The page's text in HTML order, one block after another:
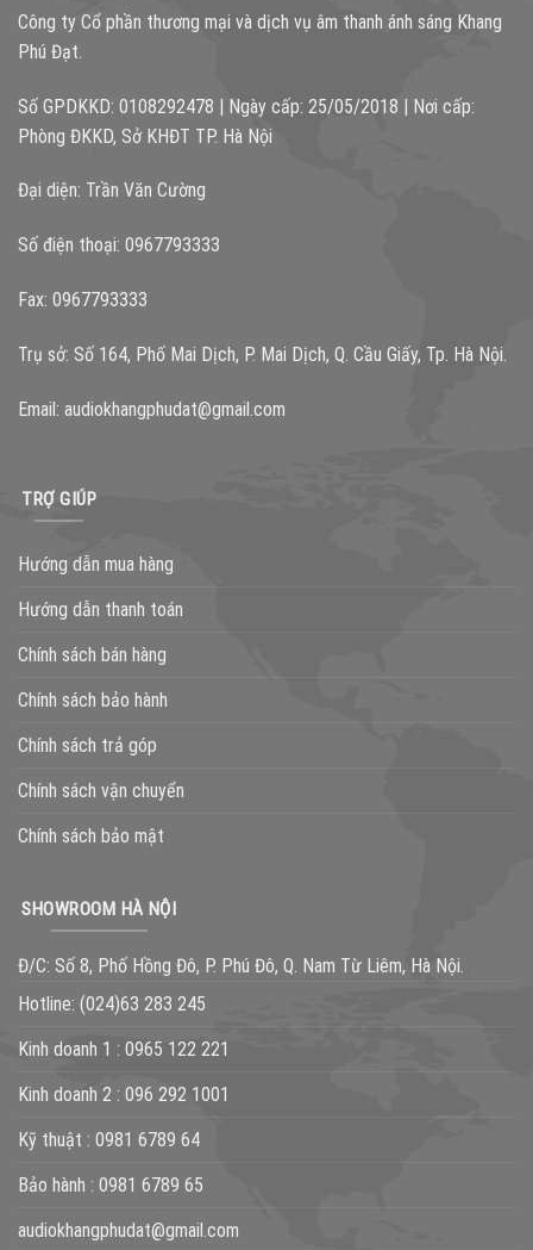
Công ty Cổ phần thương mại và dịch vụ âm thanh ánh sáng Khang
Phú Đạt.
Số GPDKKD: 0108292478 | Ngày cấp: 25/05/2018 | Nơi cấp:
Phòng ĐKKD, Sở KHĐT TP. Hà Nội
Đại diện: Trần Văn Cường
Số điện thoại: 0967793333
Fax: 0967793333
Trụ sở: Số 164, Phố Mai Dịch, P. Mai Dịch, Q. Cầu Giấy, Tp. Hà Nội.
Email: audiokhangphudat@gmail.com
TRỢ GIÚP
Hướng dẫn mua hàng
Hướng dẫn thanh toán
Chính sách bán hàng
Chính sách bảo hành
Chính sách trả góp
Chính sách vận chuyển
Chính sách bảo mật
SHOWROOM HÀ NỘI
Đ/C: Số 8, Phố Hồng Đô, P. Phú Đô, Q. Nam Từ Liêm, Hà Nội.
Hotline: (024)63 283 245
Kinh doanh 1 : 0965 122 221
Kinh doanh 2 : 096 292 1001
Kỹ thuật : 0981 6789 64
Bảo hành : 0981 6789 65
audiokhangphudat@gmail.com